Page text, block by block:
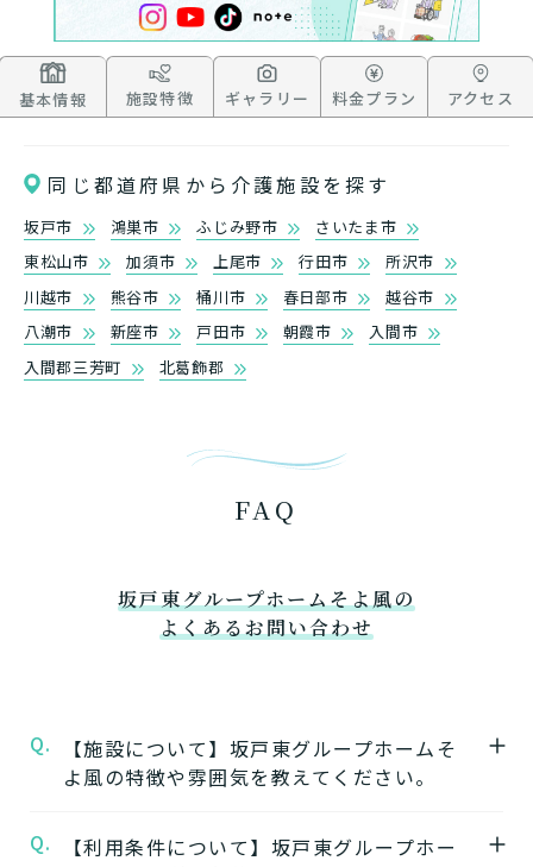
基本情報 施設特徴 ギャラリー 料金プラン アクセス
同じ都道府県から介護施設を探す
坂戸市 鴻巣市 ふじみ野市
さいたま市
東松山市
加須市 上尾市 行田市
所沢市
川越市
熊谷市 桶川市 春日部市
越谷市
八潮市
新座市 戸田市 朝霞市
入間市
入間郡三芳町
北葛飾郡
FAQ
坂戸東グループホームそよ風の
よくあるお問い合わせ
Q.
【施設について】坂戸東グループホームそ
よ風の特徴や雰囲気を教えてください。
★施設の特徴★
Q.
【利用条件について】坂戸東グループホー
介護保険サービスは20種類以上あり、それぞれ
い!」という方は、 まずはどんなサービスがあ
なたに適しているのか簡単にチェックしてみま
しょう!最大4つの質問に答えていただくだけ
で、おすすめの介護保険サービスを紹介しま
す。
診断スタート
けていますか？
はい
いいえ or
非該当(自立)
と判定された
老人ホームなどの施設に移り住みた
いですか？
自宅で生活しながら
使いたい
施設へ移り住みたい
現在、日常生活を送るうえで誰かの
介護などサポートが必要ですか？
必要
必要ない
介護施設へ通いたいですか？
通いたい
来てもらいたい
または物忘れなど認知症の疑いはあ
りますか？
はい
いいえ
日帰りで使いたい
一時的に宿泊したい
要介護３～５ですか？
要支援１～２
要介護１～２
要介護３～５